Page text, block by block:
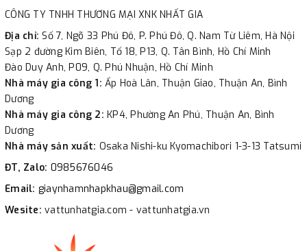
CÔNG TY TNHH THƯƠNG MẠI XNK NHẤT GIA
Địa chỉ:Số 7, Ngõ 33 Phú Đô, P. Phú Đô, Q. Nam Từ Liêm, Hà Nội
Sạp 2 đường Kim Biên, Tổ 18, P13, Q. Tân Bình, Hồ Chí Minh
Đào Duy Anh, P09, Q. Phú Nhuận, Hồ Chí Minh
Nhà máy gia công 1: Ấp Hoà Lân, Thuận Giao, Thuận An, Bình
Dương
Nhà máy gia công 2: KP4, Phường An Phú, Thuận An, Bình
Dương
Nhà máy sản xuất: Osaka Nishi-ku Kyomachibori 1-3-13 Tatsumi
ĐT, Zalo: 0985676046
Email: giaynhamnhapkhau@gmail.com
Wesite: vattunhatgia.com - vattunhatgia.vn